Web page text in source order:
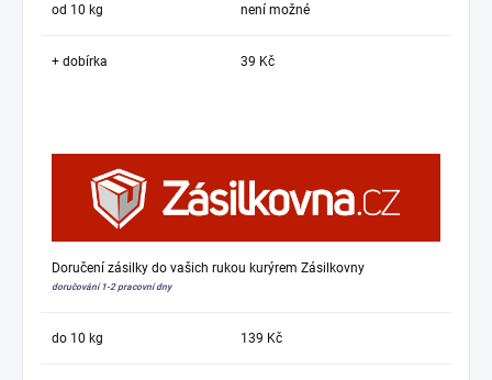
od 10 kg není možné
+ dobírka 39 Kč
Doručení zásilky do vašich rukou kurýrem Zásilkovny
doručování 1-2 pracovní dny
do 10 kg 139 Kč